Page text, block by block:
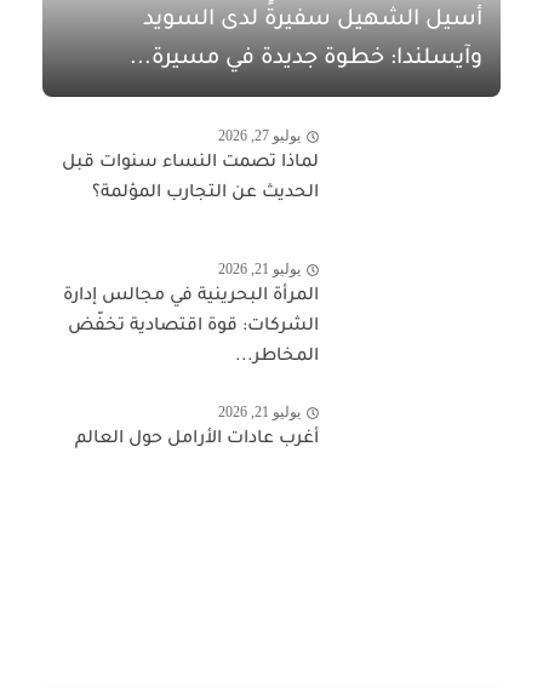
أسيل الشهيل سفيرةً لدى السويد
وآيسلندا: خطوة جديدة في مسيرة...
يوليو 27, 2026
لماذا تصمت النساء سنوات قبل
الحديث عن التجارب المؤلمة؟
يوليو 21, 2026
المرأة البحرينية في مجالس إدارة
الشركات: قوة اقتصادية تخفّض
المخاطر...
يوليو 21, 2026
أغرب عادات الأرامل حول العالم